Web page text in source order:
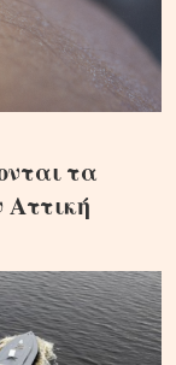
τα
Αττική